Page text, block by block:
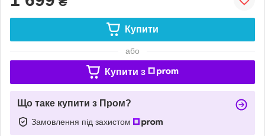
Купити
або
Купити з
Що таке купити з Пром?
Замовлення під захистом